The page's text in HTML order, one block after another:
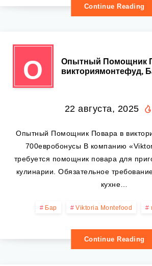
Continue Reading
О
Опытный Помощник
викториямонтефуд,
22 августа, 2025
Опытный Помощник Повара в
700евробонусы В компанию
требуется помощник повара для
кулинарии. Обязательное
кухне…
Бар Viktoria Montefood
Continue Reading